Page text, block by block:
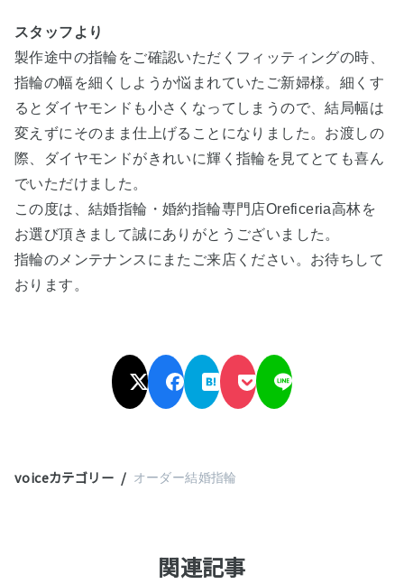
スタッフより
製作途中の指輪をご確認いただくフィッティングの時、
指輪の幅を細くしようか悩まれていたご新婦様。細くす
るとダイヤモンドも小さくなってしまうので、結局幅は
変えずにそのまま仕上げることになりました。お渡しの
際、ダイヤモンドがきれいに輝く指輪を見てとても喜ん
でいただけました。
この度は、結婚指輪・婚約指輪専門店Oreficeria高林を
お選び頂きまして誠にありがとうございました。
指輪のメンテナンスにまたご来店ください。お待ちして
おります。
voiceカテゴリー オーダー結婚指輪
関連記事